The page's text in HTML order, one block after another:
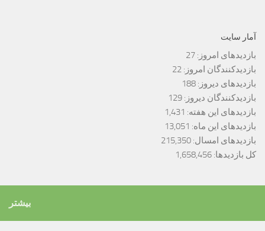
آمار سایت
بازدیدهای امروز: 27
بازدیدکنندگان امروز: 22
بازدیدهای دیروز: 188
بازدیدکنندگان دیروز: 129
بازدیدهای این هفته: 1,431
بازدیدهای این ماه: 13,051
بازدیدهای امسال: 215,350
کل بازدیدها: 1,658,456
بیشتر